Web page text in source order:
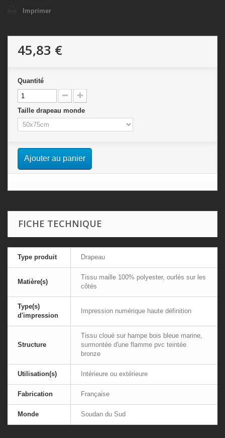
Imprimer
45,83 €
Quantité
Taille drapeau monde
Ajouter au panier
FICHE TECHNIQUE
Type produit Drapeau
Matière(s)
Tissu maille 100% polyester, ourlés sur les
côtés
Type(s)
d'impression
Impression numérique haute définition
Structure
Tissu cloué sur hampe bois bleue marine,
surmontée d'une flamme pvc teintée
bronze
Utilisation(s) Intérieure ou extérieure
Fabrication Française
Monde Soudan du Sud